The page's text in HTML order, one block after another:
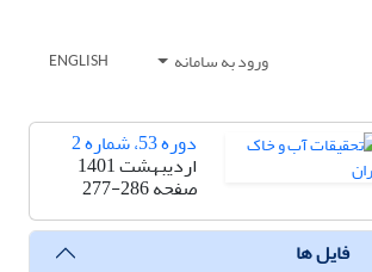
ورود به سامانه ENGLISH
دوره 53، شماره 2
اردیبهشت 1401
صفحه277-286
فایل ها